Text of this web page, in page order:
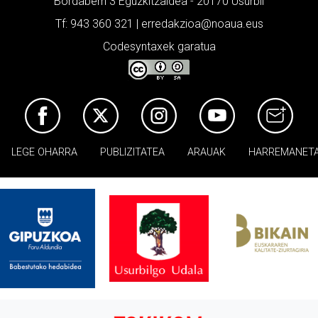
Tf: 943 360 321 | erredakzioa@noaua.eus
Codesyntaxek garatua
LEGE OHARRA PUBLIZITATEA ARAUAK